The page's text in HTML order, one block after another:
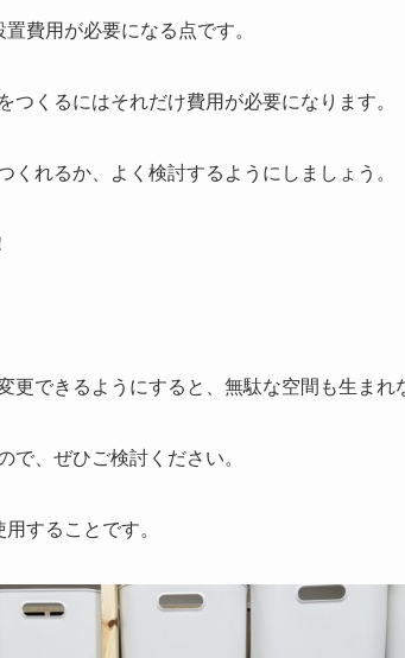
費用が必要になる点です。
つくるにはそれだけ費用が必要になります。
くれるか、よく検討するようにしましょう。
更できるようにすると、無駄な空間も生まれ
で、ぜひご検討ください。
すること です。